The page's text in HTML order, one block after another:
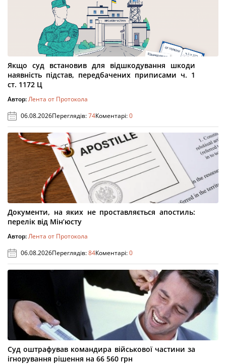
Якщо суд встановив для відшкодування шкоди
наявність підстав, передбачених приписами ч. 1
ст. 1172 Ц
Автор:Лента от Протокола
06.08.2026Переглядів:74Коментарі:0
Документи, на яких не проставляється апостиль:
перелік від Мін’юсту
Автор:Лента от Протокола
06.08.2026Переглядів:84Коментарі:0
Суд оштрафував командира військової частини за
ігнорування рішення на 66 560 грн